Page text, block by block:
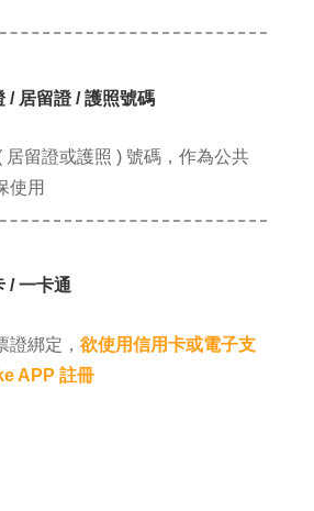
/ 居留證 / 護照號碼
居留證或護照 ) 號碼，作為公共
使用
/ 一卡通
證綁定，欲使用信用卡或電子支
APP 註冊